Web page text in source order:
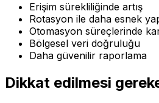
Erişim sürekliliğinde artış
Rotasyon ile daha esnek
Otomasyon süreçlerinde
Bölgesel veri doğruluğu
Daha güvenilir raporlama
Dikkat edilmesi